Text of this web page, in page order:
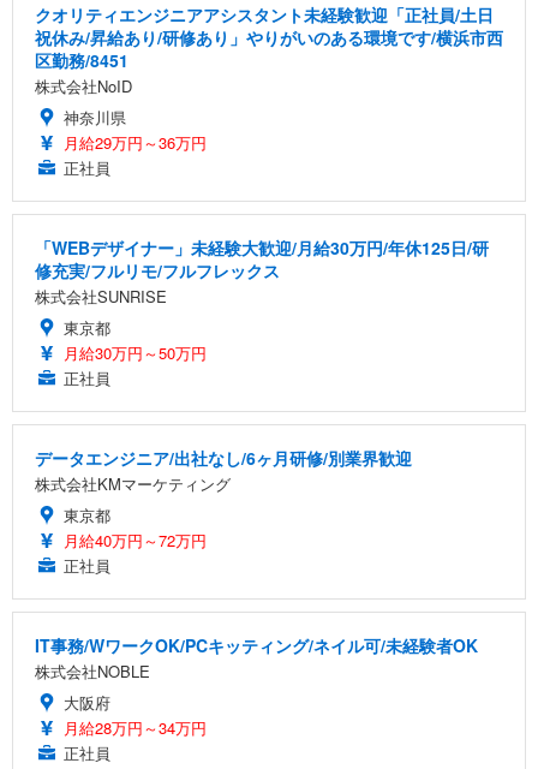
クオリティエンジニアアシスタント未経験歓迎「正社員/土日
祝休み/昇給あり/研修あり」やりがいのある環境です/横浜市西
区勤務/8451
株式会社NoID
神奈川県
月給29万円～36万円
正社員
「WEBデザイナー」未経験大歓迎/月給30万円/年休125日/研
修充実/フルリモ/フルフレックス
株式会社SUNRISE
東京都
月給30万円～50万円
正社員
データエンジニア/出社なし/6ヶ月研修/別業界歓迎
株式会社KMマーケティング
東京都
月給40万円～72万円
正社員
IT事務/WワークOK/PCキッティング/ネイル可/未経験者OK
株式会社NOBLE
大阪府
月給28万円～34万円
正社員